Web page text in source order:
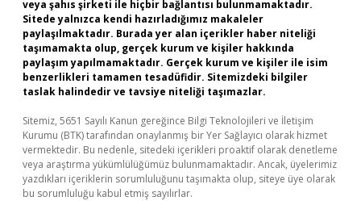
veya şahıs şirketi ile hiçbir bağlantısı bulunmamaktadır.
Sitede yalnızca kendi hazırladığımız makaleler
paylaşılmaktadır. Burada yer alan içerikler haber niteliği
taşımamakta olup, gerçek kurum ve kişiler hakkında
paylaşım yapılmamaktadır. Gerçek kurum ve kişiler ile isim
benzerlikleri tamamen tesadüfidir. Sitemizdeki bilgiler
taslak halindedir ve tavsiye niteliği taşımazlar.
Sitemiz, 5651 Sayılı Kanun gereğince Bilgi Teknolojileri ve İletişim
Kurumu (BTK) tarafından onaylanmış bir Yer Sağlayıcı olarak hizmet
vermektedir. Bu nedenle, sitedeki içerikleri proaktif olarak denetleme
veya araştırma yükümlülüğümüz bulunmamaktadır. Ancak, üyelerimiz
yazdıkları içeriklerin sorumluluğunu taşımakta olup, siteye üye olarak
bu sorumluluğu kabul etmiş sayılırlar.